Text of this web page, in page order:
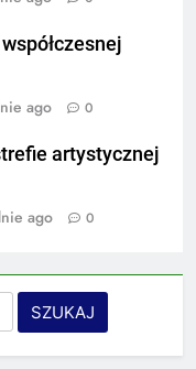
ago 0
artystycznej
ago 0